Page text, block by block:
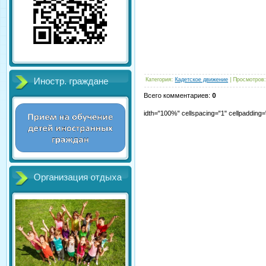
Иностр. граждане
Организация отдыха
Категория: Кадетское движение Просмотров:
Всего комментариев: 0
idth="100%" cellspacing="1"